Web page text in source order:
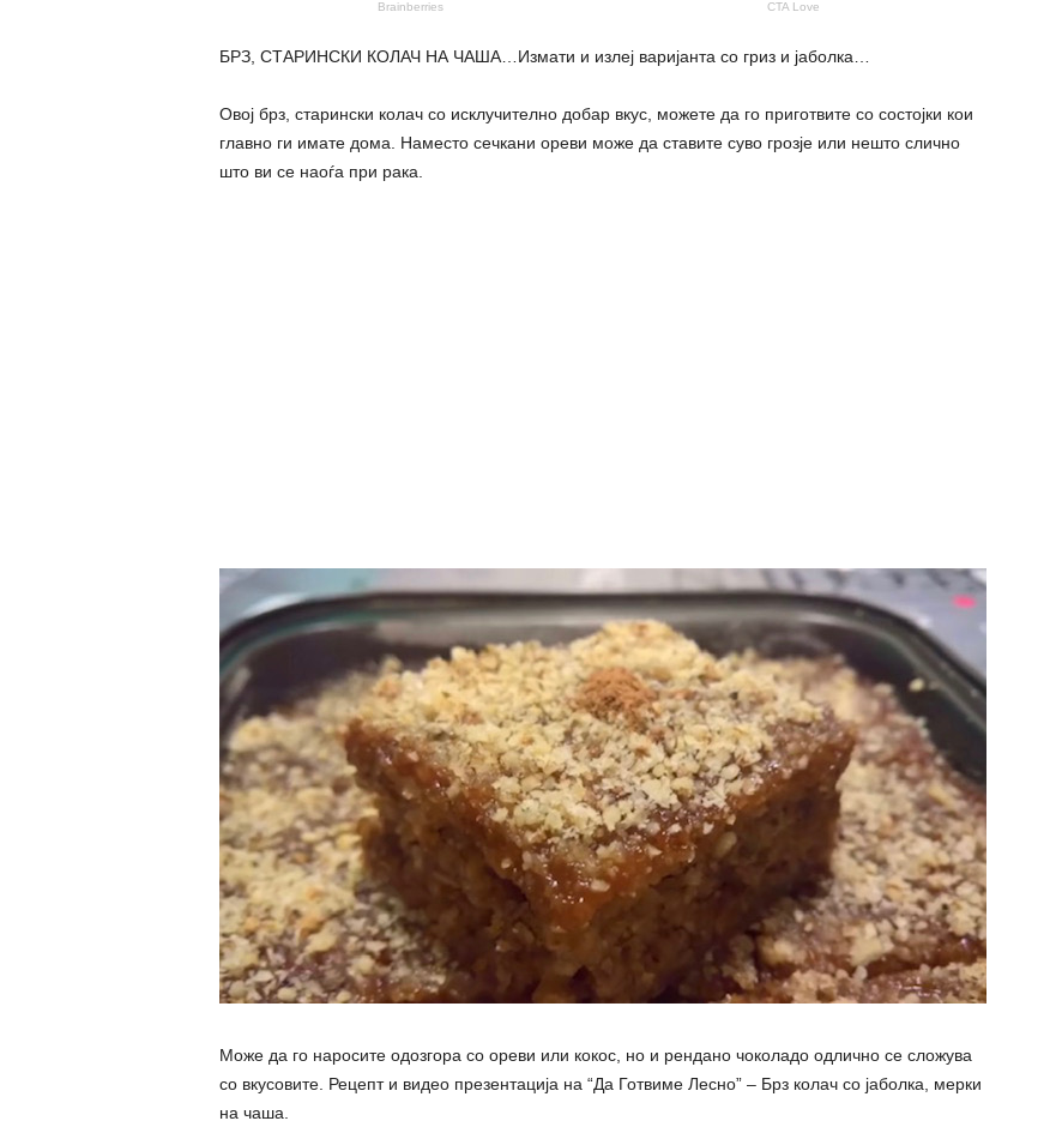
БРЗ, СТАРИНСКИ КОЛАЧ НА ЧАША…Измати и излеј варијанта со гриз и јаболка…
Овој брз, старински колач со исклучително добар вкус, можете да го приготвите со состојки кои
главно ги имате дома. Наместо сечкани ореви може да ставите суво грозје или нешто слично
што ви се наоѓа при рака.
Може да го наросите одозгора со ореви или кокос, но и рендано чоколадо одлично се сложува
со вкусовите. Рецепт и видео презентација на “Да Готвиме Лесно” – Брз колач со јаболка, мерки
на чаша.